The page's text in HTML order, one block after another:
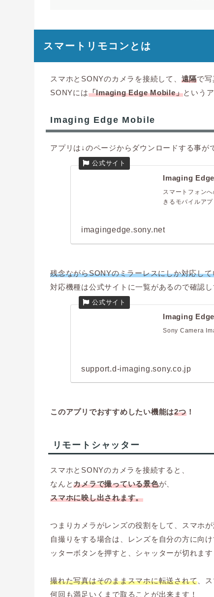
スマートリモコンとは
スマホとSONYのカメラを接続して、 遠隔で
SONYには「Imaging Edge Mobile」という
Imaging Edge Mobile
アプリは↓のページからダウンロードする事が
Imaging
スマートフォン
きるモバイルアプ
imagingedge.sony.net
残念ながらSONYのミラーレスにしか対応し
対応機種は公式サイトに一覧があるので確認し
Imaging
Sony Camera
support.d-imaging.sony.co.jp
このアプリでおすすめしたい機能は2つ！
リモートシャッター
スマホとSONYのカメラを接続すると、
なんとカメラで撮っている景色が、
スマホに映し出されます。
つまりカメラがレンズの役割をして、スマホ
自撮りをする場合は、レンズを自分の方に向
ッターボタンを押すと、シャッターが切れます
撮れた写真はそのままスマホに転送されて 、
何回も満足いくまで取ることが出来ます！